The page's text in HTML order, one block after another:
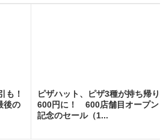
も！
後の
ピザハット、ピザ3種が持ち帰り
600円に！ 600店舗目オープン
記念のセール（1...